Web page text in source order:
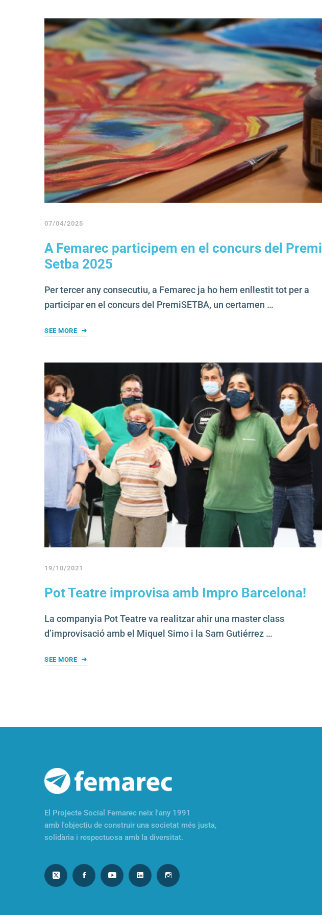
07/04/2025
A Femarec participem en el concurs del Premi
Setba 2025
Per tercer any consecutiu, a Femarec ja ho hem enllestit tot per a
participar en el concurs del PremiSETBA, un certamen …
SEE MORE
19/10/2021
Pot Teatre improvisa amb Impro Barcelona!
La companyia Pot Teatre va realitzar ahir una master class
d’improvisació amb el Miquel Simo i la Sam Gutiérrez …
SEE MORE
El Projecte Social Femarec neix l'any 1991
amb l'objectiu de construir una societat més justa,
solidària i respectuosa amb la diversitat.